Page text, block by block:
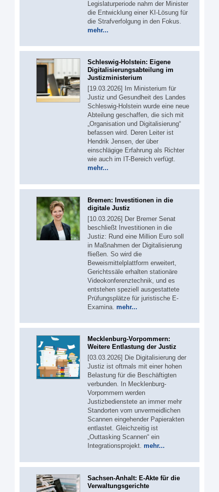
Legislaturperiode nahm der Minister
die Entwicklung einer KI-Lösung für
die Strafverfolgung in den Fokus.
mehr...
Schleswig-Holstein: Eigene
Digitalisierungsabteilung im
Justizministerium
[19.03.2026] Im Ministerium für
Justiz und Gesundheit des Landes
Schleswig-Holstein wurde eine neue
Abteilung geschaffen, die sich mit
„Organisation und Digitalisierung“
befassen wird. Deren Leiter ist
Hendrik Jensen, der über
einschlägige Erfahrung als Richter
wie auch im IT-Bereich verfügt.
mehr...
Bremen: Investitionen in die
digitale Justiz
[10.03.2026] Der Bremer Senat
beschließt Investitionen in die
Justiz: Rund eine Million Euro soll
in Maßnahmen der Digitalisierung
fließen. So wird die
Beweismittelplattform erweitert,
Gerichtssäle erhalten stationäre
Videokonferenztechnik, und es
entstehen speziell ausgestattete
Prüfungsplätze für juristische E-
Examina. mehr...
Mecklenburg-Vorpommern:
Weitere Entlastung der Justiz
[03.03.2026] Die Digitalisierung der
Justiz ist oftmals mit einer hohen
Belastung für die Beschäftigten
verbunden. In Mecklenburg-
Vorpommern werden
Justizbedienstete an immer mehr
Standorten vom unvermeidlichen
Scannen eingehender Papierakten
entlastet. Gleichzeitig ist
„Outtasking Scannen“ ein
Integrationsprojekt. mehr...
Sachsen-Anhalt: E-Akte für die
Verwaltungsgerichte